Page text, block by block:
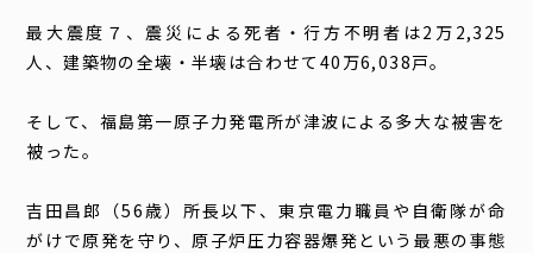
最大震度７、震災による死者・行方不明者は2万2,325
人、建築物の全壊・半壊は合わせて40万6,038戸。
そして、福島第一原子力発電所が津波による多大な被害を
被った。
吉田昌郎（56歳）所長以下、東京電力職員や自衛隊が命
がけで原発を守り、原子炉圧力容器爆発という最悪の事態